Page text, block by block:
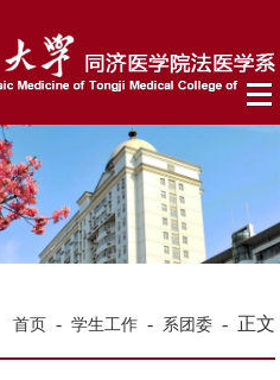
首页 - 学生工作 - 系团委 - 正文